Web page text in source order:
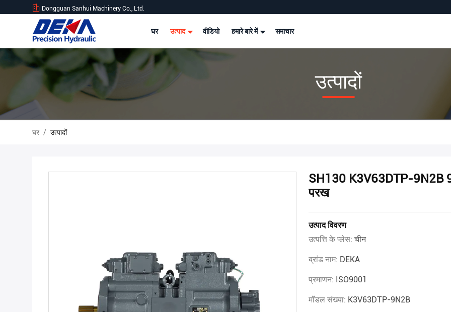
Dongguan Sanhui Machinery Co., Ltd.
घर उत्पाद वीडियो हमारे बारे में समाचार
उत्पादों
घर / उत्पादों
SH130 K3V63DTP-9N2B
परख
उत्पाद विवरण
उत्पत्ति के प्लेस:चीन
ब्रांड नाम: DEKA
प्रमाणन: ISO9001
मॉडल संख्या: K3V63DTP-9N2B